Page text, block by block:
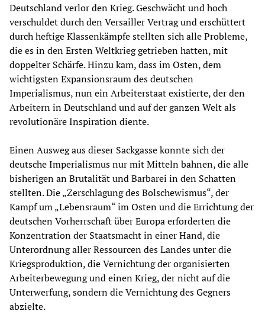
Deutschland verlor den Krieg. Geschwächt und hoch
verschuldet durch den Versailler Vertrag und erschüttert
durch heftige Klassenkämpfe stellten sich alle Probleme,
die es in den Ersten Weltkrieg getrieben hatten, mit
doppelter Schärfe. Hinzu kam, dass im Osten, dem
wichtigsten Expansionsraum des deutschen
Imperialismus, nun ein Arbeiterstaat existierte, der den
Arbeitern in Deutschland und auf der ganzen Welt als
revolutionäre Inspiration diente.
Einen Ausweg aus dieser Sackgasse konnte sich der
deutsche Imperialismus nur mit Mitteln bahnen, die alle
bisherigen an Brutalität und Barbarei in den Schatten
stellten. Die „Zerschlagung des Bolschewismus“, der
Kampf um „Lebensraum“ im Osten und die Errichtung der
deutschen Vorherrschaft über Europa erforderten die
Konzentration der Staatsmacht in einer Hand, die
Unterordnung aller Ressourcen des Landes unter die
Kriegsproduktion, die Vernichtung der organisierten
Arbeiterbewegung und einen Krieg, der nicht auf die
Unterwerfung, sondern die Vernichtung des Gegners
abzielte.